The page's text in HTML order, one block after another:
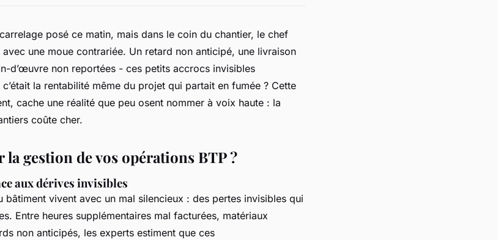
posé ce matin, mais dans le coin du chantier, le chef
avec une moue contrariée. Un retard non anticipé, une livraison
d’œuvre non reportées - ces petits accrocs invisibles
la rentabilité même du projet qui partait en fumée ? Cette
cache une réalité que peu osent nommer à voix haute : la
coûte cher.
gestion de vos opérations BTP ?
aux dérives invisibles
bâtiment vivent avec un mal silencieux : des pertes invisibles qui
Entre heures supplémentaires mal facturées, matériaux
non anticipés, les experts estiment que ces